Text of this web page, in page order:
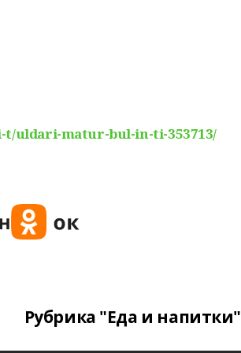
uldari-matur-bul-in-ti-353713/
Рубрика "Еда и напитки"